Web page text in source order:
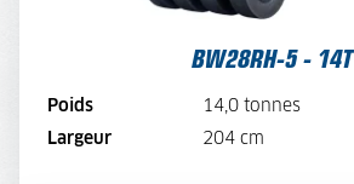
BW28RH-5 - 14T
Poids
14,0 tonnes
Largeur
204 cm